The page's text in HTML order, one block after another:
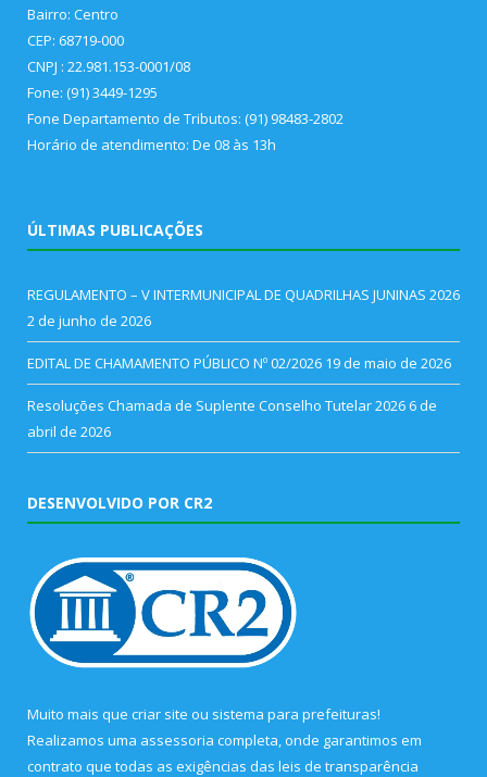
Bairro: Centro
CEP: 68719-000
CNPJ : 22.981.153-0001/08
Fone: (91) 3449-1295
Fone Departamento de Tributos: (91) 98483-2802
Horário de atendimento: De 08 às 13h
ÚLTIMAS PUBLICAÇÕES
REGULAMENTO – V INTERMUNICIPAL DE QUADRILHAS JUNINAS 2026
2 de junho de 2026
EDITAL DE CHAMAMENTO PÚBLICO Nº 02/2026 19 de maio de 2026
Resoluções Chamada de Suplente Conselho Tutelar 2026 6 de
abril de 2026
DESENVOLVIDO POR CR2
Muito mais que criar site ou sistema para prefeituras!
Realizamos uma assessoria completa, onde garantimos em
contrato que todas as exigências das leis de transparência